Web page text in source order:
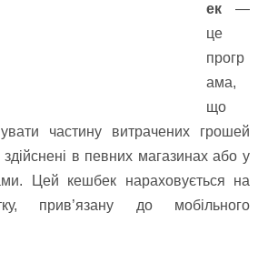
ек —
це
прогр
ама,
що
частину витрачених грошей
в певних магазинах або у
Цей кешбек нараховується на
прив’язану до мобільного